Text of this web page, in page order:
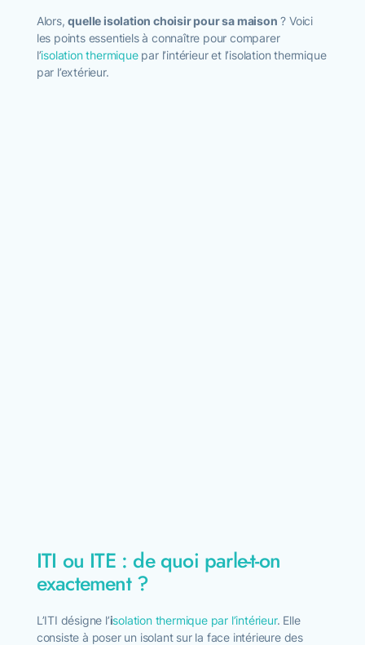
Alors,quelle isolation choisir pour sa maison ? Voici
les points essentiels à connaître pour comparer
l’isolation thermiquepar l’intérieur et l’isolation thermique
par l’extérieur.
ITI ou ITE : de quoi parle-t-on
exactement ?
L’ITI désigne l’isolation thermique par l’intérieur. Elle
consiste à poser un isolant sur la face intérieure des